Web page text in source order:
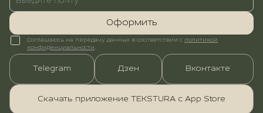
Оформить
Соглашаюсь на передачу данных в соответствии с политикой
конфиденциальности.
Telegram Дзен Вконтакте
Скачать приложение TEKSTURA с App Store